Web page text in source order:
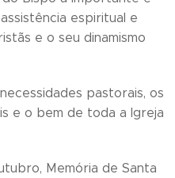
espiritual e
e o seu dinamismo
pastorais, os
e o bem de toda a Igreja
Memória de Santa